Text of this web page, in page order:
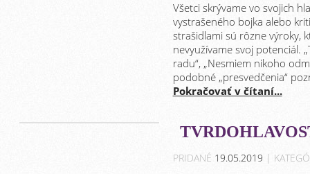
Všetci skrývame vo svojich
vystrašeného bojka alebo
strašidlami sú rôzne výroky,
nevyužívame svoj potenciál.
radu“, „Nesmiem nikoho
podobné „presvedčenia“
Pokračovať v čítaní...
PRIDANÉ 19.05.2019 |